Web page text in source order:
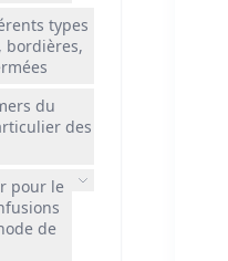
types
bordières,
du
des
pour le
de